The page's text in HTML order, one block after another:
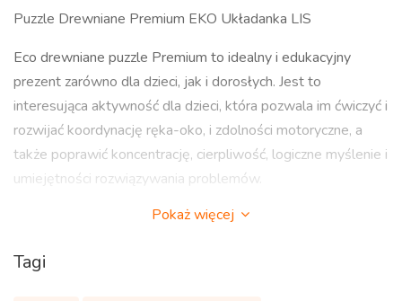
Puzzle Drewniane Premium EKO Układanka LIS
Eco drewniane puzzle Premium to idealny i edukacyjny
prezent zarówno dla dzieci, jak i dorosłych. Jest to
interesująca aktywność dla dzieci, która pozwala im ćwiczyć i
rozwijać koordynację ręka-oko, i zdolności motoryczne, a
także poprawić koncentrację, cierpliwość, logiczne myślenie i
umiejętności rozwiązywania problemów.
Te puzzle ze zwierzętami można układać z dziećmi, rodziną
myślenie, ale także łagodzi stres związany z pracą, a także
Pokaż więcej
Tagi